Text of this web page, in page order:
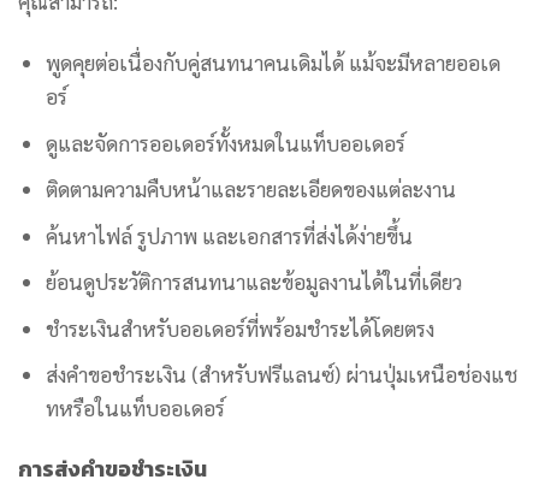
พูดคุยต่อเนื่องกับคู่สนทนาคนเดิมได้ แม้จะมีหลายออเด
อร์
ดูและจัดการออเดอร์ทั้งหมดในแท็บออเดอร์
ติดตามความคืบหน้าและรายละเอียดของแต่ละงาน
ค้นหาไฟล์ รูปภาพ และเอกสารที่ส่งได้ง่ายขึ้น
ย้อนดูประวัติการสนทนาและข้อมูลงานได้ในที่เดียว
ชำระเงินสำหรับออเดอร์ที่พร้อมชำระได้โดยตรง
ส่งคำขอชำระเงิน (สำหรับฟรีแลนซ์) ผ่านปุ่มเหนือช่องแช
ทหรือในแท็บออเดอร์
การส่งคำขอชำระเงิน